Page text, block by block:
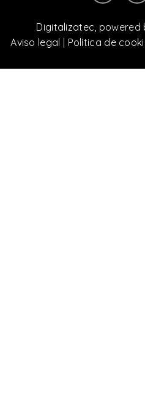
Digitalizatec, powered
Aviso legal
Política de